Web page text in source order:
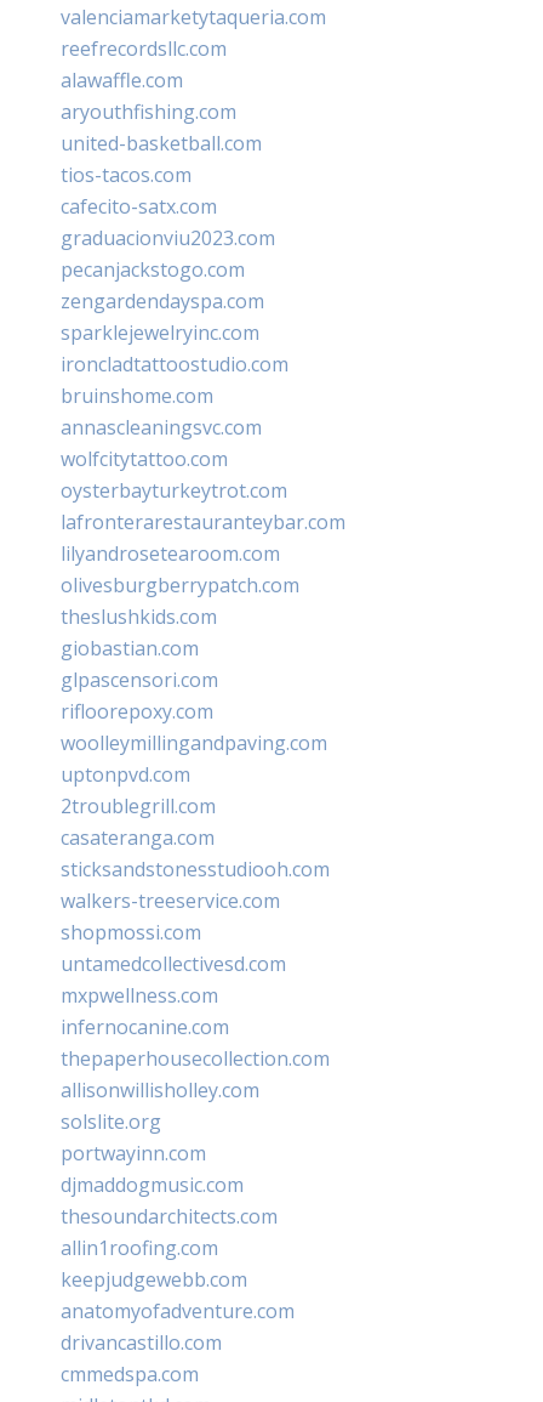
valenciamarketytaqueria.com
reefrecordsllc.com
alawaffle.com
aryouthfishing.com
united-basketball.com
tios-tacos.com
cafecito-satx.com
graduacionviu2023.com
pecanjackstogo.com
zengardendayspa.com
sparklejewelryinc.com
ironcladtattoostudio.com
bruinshome.com
annascleaningsvc.com
wolfcitytattoo.com
oysterbayturkeytrot.com
lafronterarestauranteybar.com
lilyandrosetearoom.com
olivesburgberrypatch.com
theslushkids.com
giobastian.com
glpascensori.com
rifloorepoxy.com
woolleymillingandpaving.com
uptonpvd.com
2troublegrill.com
casateranga.com
sticksandstonesstudiooh.com
walkers-treeservice.com
shopmossi.com
untamedcollectivesd.com
mxpwellness.com
infernocanine.com
thepaperhousecollection.com
allisonwillisholley.com
solslite.org
portwayinn.com
djmaddogmusic.com
thesoundarchitects.com
allin1roofing.com
keepjudgewebb.com
anatomyofadventure.com
drivancastillo.com
cmmedspa.com